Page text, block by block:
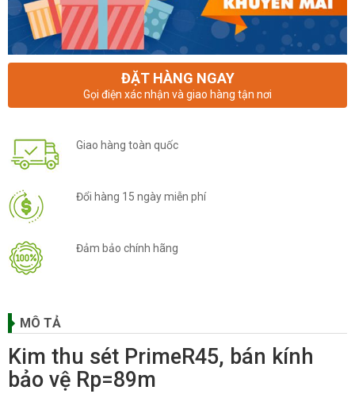
ĐẶT HÀNG NGAY
Gọi điện xác nhận và giao hàng tận nơi
Giao hàng toàn quốc
Đổi hàng 15 ngày miễn phí
Đảm bảo chính hãng
MÔ TẢ
Kim thu sét PrimeR45, bán kính
bảo vệ Rp=89m